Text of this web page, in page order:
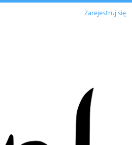
Zarejestruj się